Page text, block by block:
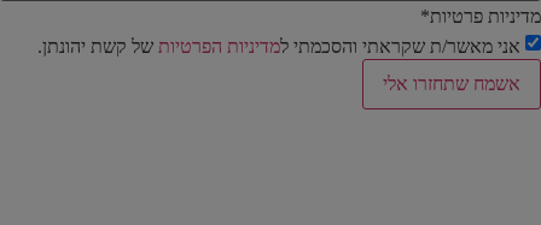
מדיניות פרטיות*
אני מאשר/ת שקראתי והסכמתי למדיניות הפרטיות של קשת יהונתן.